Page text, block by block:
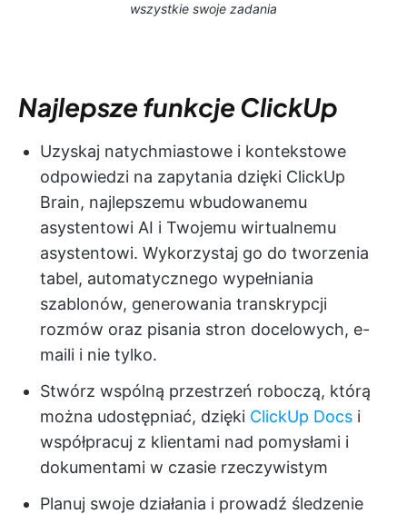
wszystkie swoje zadania
Najlepsze funkcje ClickUp
Uzyskaj natychmiastowe i kontekstowe
odpowiedzi na zapytania dzięki ClickUp
Brain, najlepszemu wbudowanemu
asystentowi AI i Twojemu wirtualnemu
asystentowi. Wykorzystaj go do tworzenia
tabel, automatycznego wypełniania
szablonów, generowania transkrypcji
rozmów oraz pisania stron docelowych, e-
maili i nie tylko.
Stwórz wspólną przestrzeń roboczą, którą
można udostępniać, dzięki ClickUp Docs i
współpracuj z klientami nad pomysłami i
dokumentami w czasie rzeczywistym
Planuj swoje działania i prowadź śledzenie